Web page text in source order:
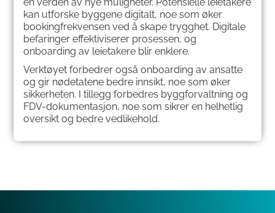
kan utforske byggene digitalt, noe som øker
bookingfrekvensen ved å skape trygghet. Digitale
befaringer effektiviserer prosessen, og
onboarding av leietakere blir enklere.
Verktøyet forbedrer også onboarding av ansatte
og gir nødetatene bedre innsikt, noe som øker
sikkerheten. I tillegg forbedres byggforvaltning og
FDV-dokumentasjon, noe som sikrer en helhetlig
oversikt og bedre vedlikehold.